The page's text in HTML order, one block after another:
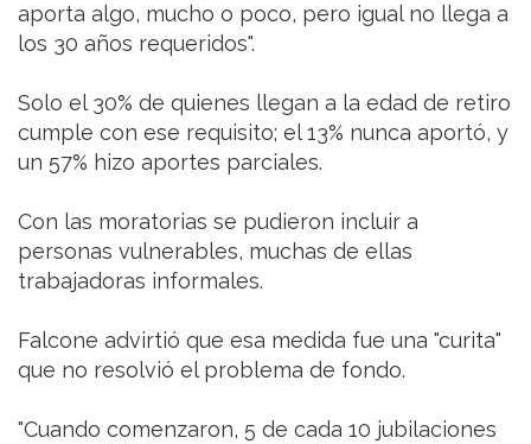
aporta algo, mucho o poco, pero igual no llega a
los 30 años requeridos".
Solo el 30% de quienes llegan a la edad de retiro
cumple con ese requisito; el 13% nunca aportó, y
un 57% hizo aportes parciales.
Con las moratorias se pudieron incluir a
personas vulnerables, muchas de ellas
trabajadoras informales.
Falcone advirtió que esa medida fue una "curita"
que no resolvió el problema de fondo.
"Cuando comenzaron, 5 de cada 10 jubilaciones